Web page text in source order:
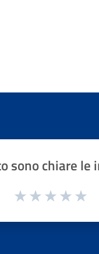
sono chiare le
1 a 5 stelle la pagina